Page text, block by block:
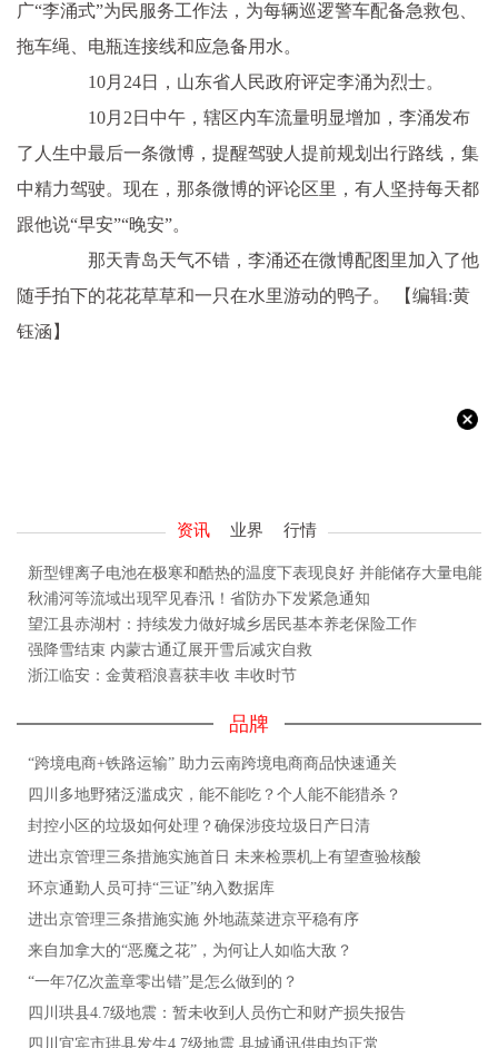
广“李涌式”为民服务工作法，为每辆巡逻警车配备急救包、
拖车绳、电瓶连接线和应急备用水。
10月24日，山东省人民政府评定李涌为烈士。
10月2日中午，辖区内车流量明显增加，李涌发布
了人生中最后一条微博，提醒驾驶人提前规划出行路线，集
中精力驾驶。现在，那条微博的评论区里，有人坚持每天都
跟他说“早安”“晚安”。
那天青岛天气不错，李涌还在微博配图里加入了他
随手拍下的花花草草和一只在水里游动的鸭子。
【编辑:黄
钰涵】
资讯 业界 行情
新型锂离子电池在极寒和酷热的温度下表现良好 并能储存大量电能
秋浦河等流域出现罕见春汛！省防办下发紧急通知
望江县赤湖村：持续发力做好城乡居民基本养老保险工作
强降雪结束 内蒙古通辽展开雪后减灾自救
浙江临安：金黄稻浪喜获丰收 丰收时节
品牌
“跨境电商+铁路运输” 助力云南跨境电商商品快速通关
四川多地野猪泛滥成灾，能不能吃？个人能不能猎杀？
封控小区的垃圾如何处理？确保涉疫垃圾日产日清
进出京管理三条措施实施首日 未来检票机上有望查验核酸
环京通勤人员可持“三证”纳入数据库
进出京管理三条措施实施 外地蔬菜进京平稳有序
来自加拿大的“恶魔之花”，为何让人如临大敌？
“一年7亿次盖章零出错”是怎么做到的？
四川珙县4.7级地震：暂未收到人员伤亡和财产损失报告
四川宜宾市珙县发生4.7级地震 县城通讯供电均正常